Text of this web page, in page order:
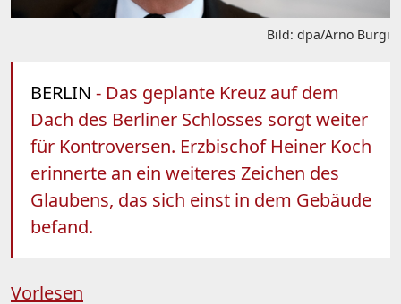
Bild: dpa/Arno Burgi
BERLIN - Das geplante Kreuz auf dem
Dach des Berliner Schlosses sorgt weiter
für Kontroversen. Erzbischof Heiner Koch
erinnerte an ein weiteres Zeichen des
Glaubens, das sich einst in dem Gebäude
befand.
Vorlesen